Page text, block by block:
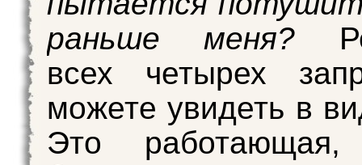
раньше меня?
всех четырех
можете увидеть в
Это